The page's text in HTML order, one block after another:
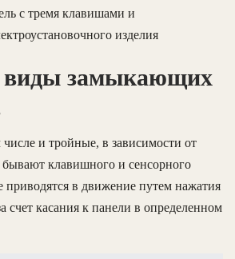
с тремя клавишами и
изделия
виды замыкающих
и тройные, в зависимости от
бывают клавишного и сенсорного
в движение путем нажатия
счет касания к панели в определенном